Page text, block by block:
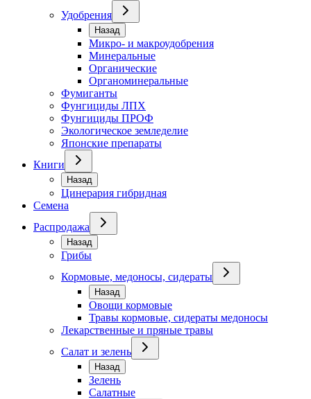
Удобрения
Назад
Микро- и макроудобрения
Минеральные
Органические
Органоминеральные
Фумиганты
Фунгициды ЛПХ
Фунгициды ПРОФ
Экологическое земледелие
Японские препараты
Книги
Назад
Цинерария гибридная
Семена
Распродажа
Назад
Грибы
Кормовые, медоносы, сидераты
Назад
Овощи кормовые
Травы кормовые, сидераты медоносы
Лекарственные и пряные травы
Салат и зелень
Назад
Зелень
Салатные